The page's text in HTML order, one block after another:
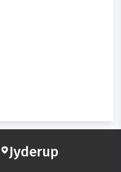
Jyderup